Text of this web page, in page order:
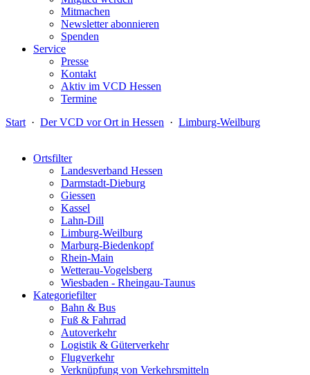
Mitmachen
Newsletter abonnieren
Spenden
Service
Presse
Kontakt
Aktiv im VCD Hessen
Termine
Start · Der VCD vor Ort in Hessen · Limburg-Weilburg
Ortsfilter
Landesverband Hessen
Darmstadt-Dieburg
Giessen
Kassel
Lahn-Dill
Limburg-Weilburg
Marburg-Biedenkopf
Rhein-Main
Wetterau-Vogelsberg
Wiesbaden - Rheingau-Taunus
Kategoriefilter
Bahn & Bus
Fuß & Fahrrad
Autoverkehr
Logistik & Güterverkehr
Flugverkehr
Verknüpfung von Verkehrsmitteln